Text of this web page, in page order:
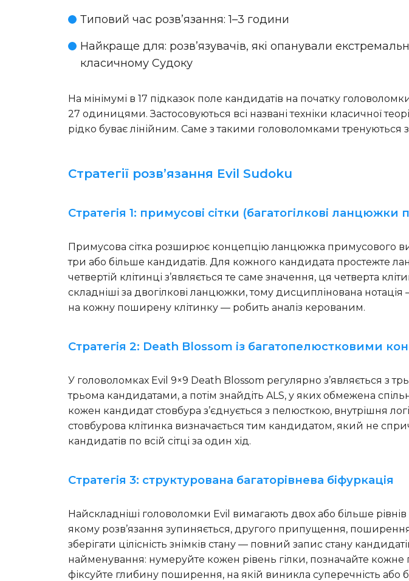
Типовий час розв’язання: 1–3 години
Найкраще для: розв’язувачів, які опанували
класичному Судоку
На мінімумі в 17 підказок поле кандидатів на початку
27 одиницями. Застосовуються всі названі техніки класичної
рідко буває лінійним. Саме з такими головоломками тренуються
Стратегії розв’язання Evil Sudoku
Стратегія 1: примусові сітки (багатогілкові
Примусова сітка розширює концепцію ланцюжка примусового
три або більше кандидатів. Для кожного кандидата простежте
четвертій клітинці з’являється те саме значення, ця четверта
складніші за двогілкові ланцюжки, тому дисциплінована
на кожну поширену клітинку — робить аналіз керованим.
Стратегія 2: Death Blossom із багатопелюстковими
У головоломках Evil 9×9 Death Blossom регулярно з’являється з
трьома кандидатами, а потім знайдіть ALS, у яких обмежена
кожен кандидат стовбура з’єднується з пелюсткою, внутрішня
стовбурова клітинка визначається тим кандидатом, який не
кандидатів по всій сітці за один хід.
Стратегія 3: структурована багаторівнева біфуркація
Найскладніші головоломки Evil вимагають двох або більше
якому розв’язання зупиняється, другого припущення,
зберігати цілісність знімків стану — повний запис стану
найменування: нумеруйте кожен рівень гілки, позначайте
фіксуйте глибину поширення, на якій виникла суперечність